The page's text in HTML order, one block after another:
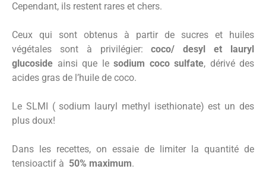
Cependant, ils restent rares et chers.
Ceux qui sont obtenus à partir de sucres et huiles
végétales sont à privilégier:coco/ desyl et lauryl
glucoside ainsi que le sodium coco sulfate, dérivé des
acides gras de l’huile de coco.
Le SLMI ( sodium lauryl methyl isethionate) est un des
plus doux!
Dans les recettes, on essaie de limiter la quantité de
tensioactif à 50% maximum.